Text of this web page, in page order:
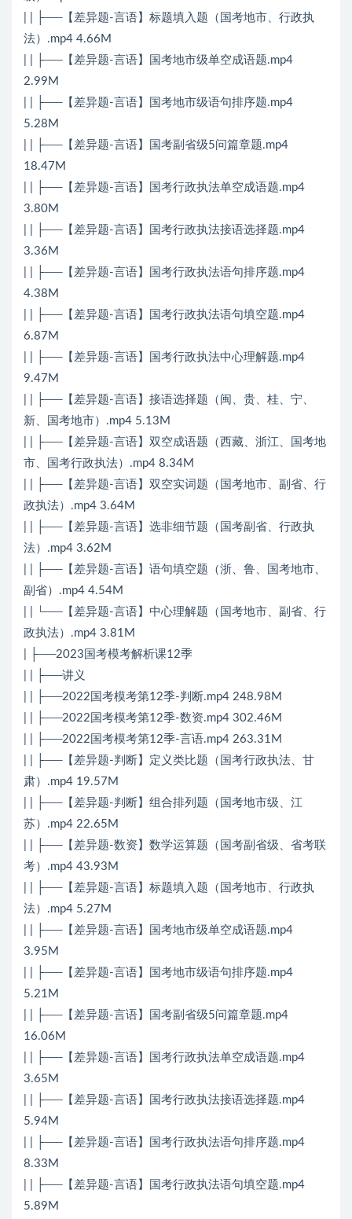
| | ├──【差异题-言语】标题填入题（国考地市、行政执
法）.mp4 4.66M
| | ├──【差异题-言语】国考地市级单空成语题.mp4
2.99M
| | ├──【差异题-言语】国考地市级语句排序题.mp4
5.28M
| | ├──【差异题-言语】国考副省级5问篇章题.mp4
18.47M
| | ├──【差异题-言语】国考行政执法单空成语题.mp4
3.80M
| | ├──【差异题-言语】国考行政执法接语选择题.mp4
3.36M
| | ├──【差异题-言语】国考行政执法语句排序题.mp4
4.38M
| | ├──【差异题-言语】国考行政执法语句填空题.mp4
6.87M
| | ├──【差异题-言语】国考行政执法中心理解题.mp4
9.47M
| | ├──【差异题-言语】接语选择题（闽、贵、桂、宁、
新、国考地市）.mp4 5.13M
| | ├──【差异题-言语】双空成语题（西藏、浙江、国考地
市、国考行政执法）.mp4 8.34M
| | ├──【差异题-言语】双空实词题（国考地市、副省、行
政执法）.mp4 3.64M
| | ├──【差异题-言语】选非细节题（国考副省、行政执
法）.mp4 3.62M
| | ├──【差异题-言语】语句填空题（浙、鲁、国考地市、
副省）.mp4 4.54M
| | └──【差异题-言语】中心理解题（国考地市、副省、行
政执法）.mp4 3.81M
| ├──2023国考模考解析课12季
| | ├──讲义
| | ├──2022国考模考第12季-判断.mp4 248.98M
| | ├──2022国考模考第12季-数资.mp4 302.46M
| | ├──2022国考模考第12季-言语.mp4 263.31M
| | ├──【差异题-判断】定义类比题（国考行政执法、甘
肃）.mp4 19.57M
| | ├──【差异题-判断】组合排列题（国考地市级、江
苏）.mp4 22.65M
| | ├──【差异题-数资】数学运算题（国考副省级、省考联
考）.mp4 43.93M
| | ├──【差异题-言语】标题填入题（国考地市、行政执
法）.mp4 5.27M
| | ├──【差异题-言语】国考地市级单空成语题.mp4
3.95M
| | ├──【差异题-言语】国考地市级语句排序题.mp4
5.21M
| | ├──【差异题-言语】国考副省级5问篇章题.mp4
16.06M
| | ├──【差异题-言语】国考行政执法单空成语题.mp4
3.65M
| | ├──【差异题-言语】国考行政执法接语选择题.mp4
5.94M
| | ├──【差异题-言语】国考行政执法语句排序题.mp4
8.33M
| | ├──【差异题-言语】国考行政执法语句填空题.mp4
5.89M